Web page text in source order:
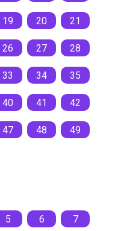
19 20 21
26 27 28
33 34 35
40 41 42
47 48 49
5 6 7